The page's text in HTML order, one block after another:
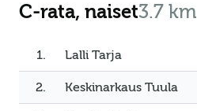
C-rata, naiset3.7 km
1. Lalli Tarja
2. Keskinarkaus Tuula